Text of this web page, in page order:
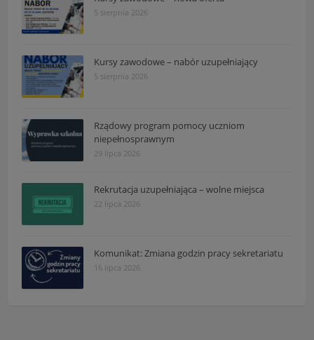
5 sierpnia 2026
Kursy zawodowe – nabór uzupełniający
5 sierpnia 2026
Rządowy program pomocy uczniom
niepełnosprawnym
29 lipca 2026
Rekrutacja uzupełniająca – wolne miejsca
22 lipca 2026
Komunikat: Zmiana godzin pracy sekretariatu
16 lipca 2026